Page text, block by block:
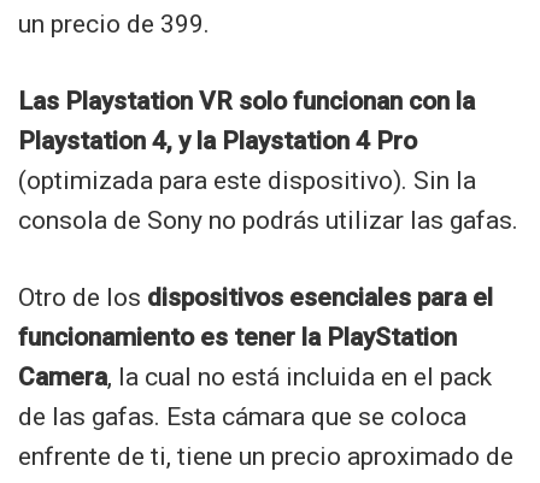
un precio de 399.
Las Playstation VR solo funcionan con la
Playstation 4, y la Playstation 4 Pro
(optimizada para este dispositivo). Sin la
consola de Sony no podrás utilizar las gafas.
Otro de los dispositivos esenciales para el
funcionamiento es tener la PlayStation
Camera, la cual no está incluida en el pack
de las gafas. Esta cámara que se coloca
enfrente de ti, tiene un precio aproximado de